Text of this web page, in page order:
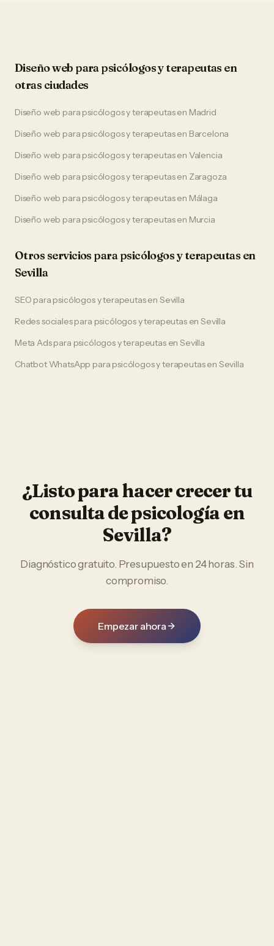
Diseño web parapsicólogos y terapeutas en
otras ciudades
Diseño web para psicólogos y terapeutasen Madrid
Diseño web para psicólogos y terapeutasen Barcelona
Diseño web para psicólogos y terapeutasen Valencia
Diseño web para psicólogos y terapeutasen Zaragoza
Diseño web para psicólogos y terapeutasen Málaga
Diseño web para psicólogos y terapeutasen Murcia
Otros servicios parapsicólogos y terapeutas en
Sevilla
SEO para psicólogos y terapeutasen Sevilla
Redes socialespara psicólogos y terapeutasenSevilla
Meta Adspara psicólogos y terapeutasenSevilla
Chatbot WhatsApp para psicólogos y terapeutasen Sevilla
¿Listo para hacer crecer tu
consulta de psicologíaen
Sevilla?
Diagnóstico gratuito. Presupuesto en 24 horas. Sin
compromiso.
Empezar ahora